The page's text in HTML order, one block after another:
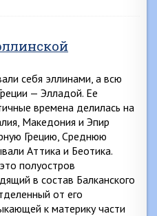
себя эллинами, а всю
— Элладой. Ее
времена делилась на
Македония и Эпир
Грецию, Среднюю
Аттика и Беотика.
полуостров
в состав Балканского
от его
к материку части